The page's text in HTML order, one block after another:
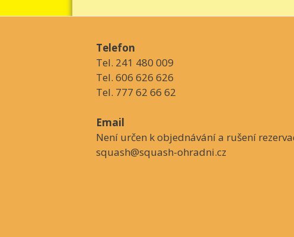
Telefon
Tel. 241 480 009
Tel. 606 626 626
Tel. 777 62 66 62
Email
Není určen k objednávání a rušení
squash@squash-ohradni.cz